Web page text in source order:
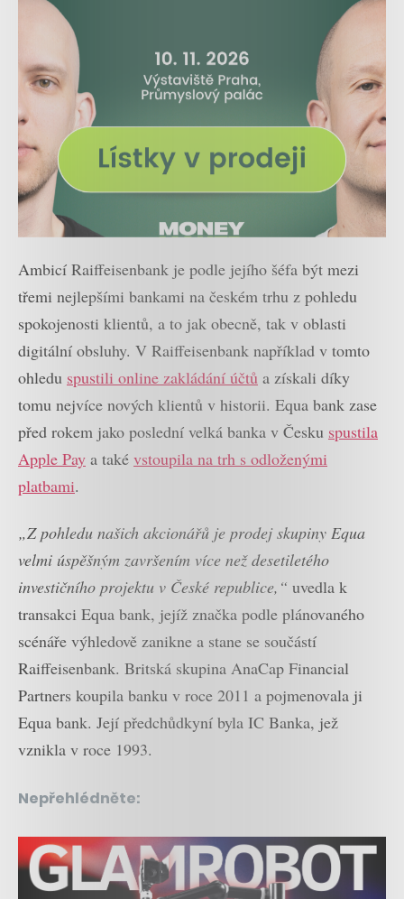
Ambicí Raiffeisenbank je podle jejího šéfa být mezi
třemi nejlepšími bankami na českém trhu z pohledu
spokojenosti klientů, a to jak obecně, tak v oblasti
digitální obsluhy. V Raiffeisenbank například v tomto
ohledu spustili online zakládání účtů a získali díky
tomu nejvíce nových klientů v historii. Equa bank zase
před rokem jako poslední velká banka v Česku spustila
Apple Pay a také vstoupila na trh s odloženými
platbami.
„Z pohledu našich akcionářů je prodej skupiny Equa
velmi úspěšným završením více než desetiletého
investičního projektu v České republice,“ uvedla k
transakci Equa bank, jejíž značka podle plánovaného
scénáře výhledově zanikne a stane se součástí
Raiffeisenbank. Britská skupina AnaCap Financial
Partners koupila banku v roce 2011 a pojmenovala ji
Equa bank. Její předchůdkyní byla IC Banka, jež
vznikla v roce 1993.
Nepřehlédněte: